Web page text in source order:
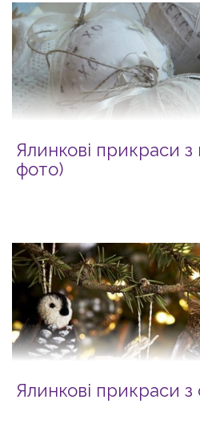
Ялинкові прикраси з
фото)
Ялинкові прикраси